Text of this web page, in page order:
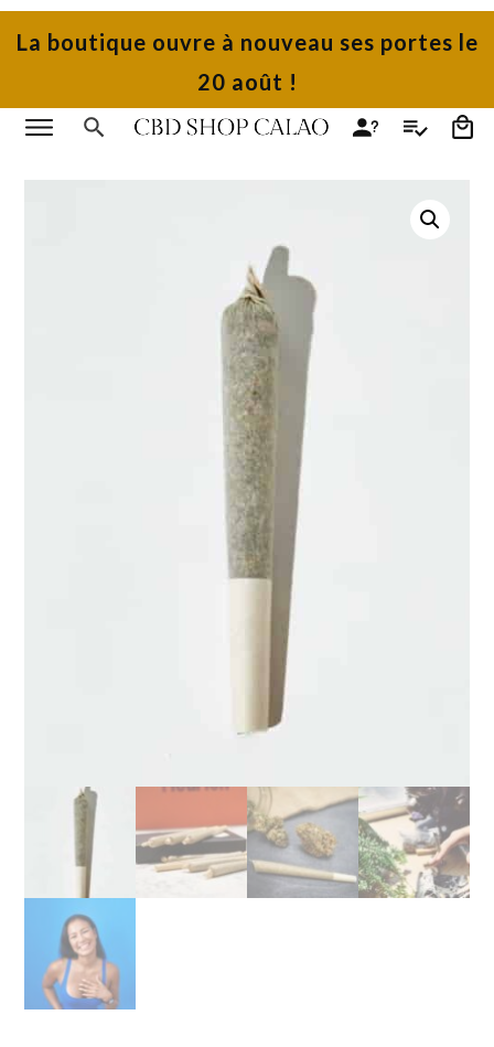
La boutique ouvre à nouveau ses portes le
20 août !